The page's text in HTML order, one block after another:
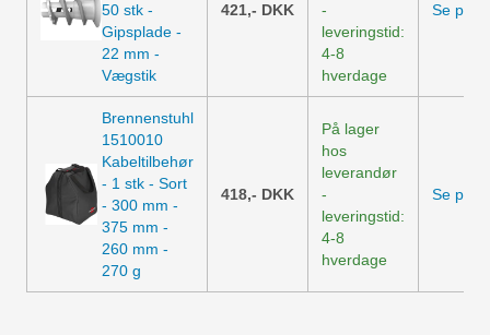
50 stk -
Gipsplade -
22 mm -
Vægstik
421,- DKK
-
leveringstid:
4-8
hverdage
Se
Brennenstuhl
1510010
Kabeltilbehør
- 1 stk - Sort
- 300 mm -
375 mm -
260 mm -
270 g
418,- DKK
På lager
hos
leverandør
-
leveringstid:
4-8
hverdage
Se